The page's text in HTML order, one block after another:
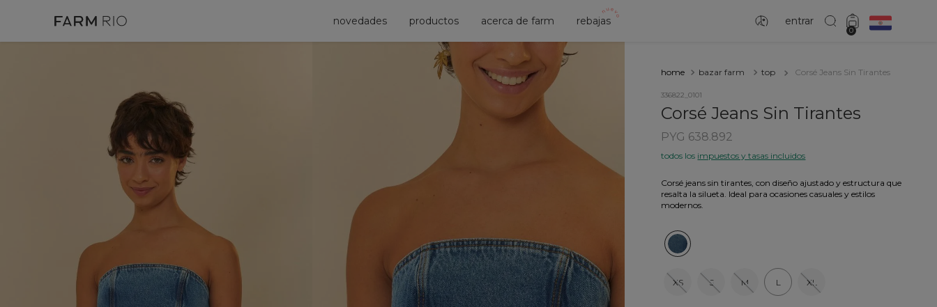
novedades productos acerca de farm rebajas entrar
0
bazar farm top Corsé Jeans Sin Tirantes
336822_0101
Corsé Jeans Sin Tirantes
PYG 638.892
todos los impuestos y tasas incluidos
Corsé jeans sin tirantes, con diseño ajustado y estructura que
resalta la silueta. Ideal para ocasiones casuales y estilos
modernos.
XS S M L XL